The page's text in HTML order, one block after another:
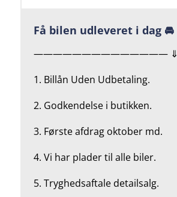
Få bilen udleveret i dag 🚘
—————————————— ⇓
1. Billån Uden Udbetaling.
2. Godkendelse i butikken.
3. Første afdrag oktober md.
4. Vi har plader til alle biler.
5. Tryghedsaftale detailsalg.